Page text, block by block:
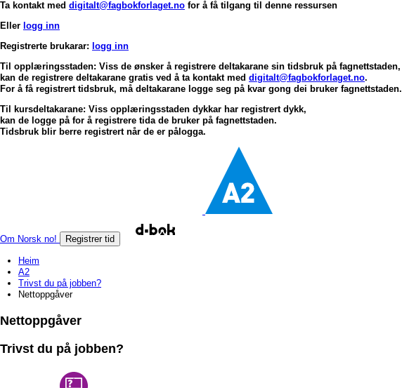
Ta kontakt med digitalt@fagbokforlaget.no for å få tilgang til denne ressursen
Eller logg inn
Registrerte brukarar: logg inn
Til opplæringsstaden: Viss de ønsker å registrere deltakarane sin tidsbruk på fagnettstaden,
kan de registrere deltakarane gratis ved å ta kontakt med digitalt@fagbokforlaget.no.
For å få registrert tidsbruk, må deltakarane logge seg på kvar gong dei bruker fagnettstaden.
Til kursdeltakarane: Viss opplæringsstaden dykkar har registrert dykk,
kan de logge på for å registrere tida de bruker på fagnettstaden.
Tidsbruk blir berre registrert når de er pålogga.
Om Norsk no! Registrer tid
Heim
A2
Trivst du på jobben?
Nettoppgåver
Nettoppgåver
Trivst du på jobben?